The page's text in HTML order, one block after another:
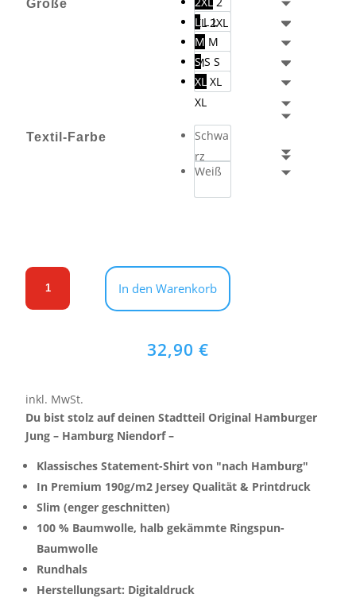
Größe
XL 2XL
L L L
M M
M
S S S
XL XL
XL
Textil-Farbe
Schwa
rz
Weiß
T-
Shirt
Original
Niendorf
Menge
In den Warenkorb
32,90 €
inkl. MwSt.
Du bist stolz auf deinen Stadtteil Original Hamburger
Jung – Hamburg Niendorf –
Klassisches Statement-Shirt von "nach Hamburg"
In Premium 190g/m2 Jersey Qualität & Printdruck
Slim (enger geschnitten)
100 % Baumwolle, halb gekämmte Ringspun-
Baumwolle
Rundhals
Herstellungsart: Digitaldruck